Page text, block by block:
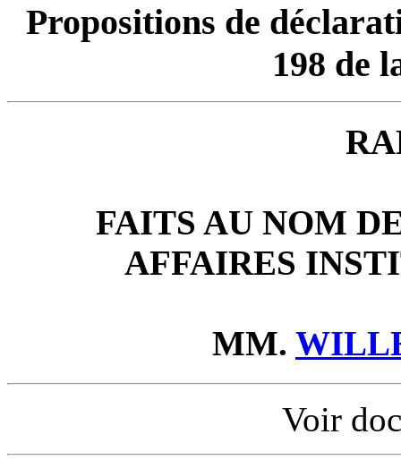
Propositions de
198 de
FAITS AU NOM
AFFAIRES
MM.
Voir